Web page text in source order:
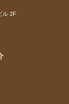
ル 2F